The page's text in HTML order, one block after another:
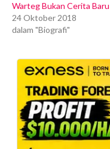
Warteg Bukan Cerita Baru
24 Oktober 2018
dalam "Biografi"